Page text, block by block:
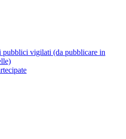
pubblici vigilati (da pubblicare in